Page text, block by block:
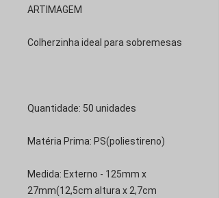
ARTIMAGEM
Colherzinha ideal para sobremesas
Quantidade: 50 unidades
Matéria Prima: PS(poliestireno)
Medida: Externo - 125mm x
27mm(12,5cm altura x 2,7cm